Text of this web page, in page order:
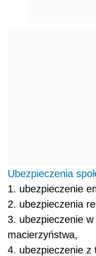
Ubezpieczenia
1. ubezpieczenie
2. ubezpieczenia
3. ubezpieczenie
macierzyństwa,
4. ubezpieczenie z